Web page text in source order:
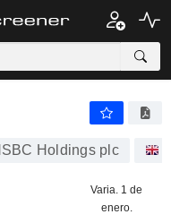
Holdings plc
Varia. 1 de
enero.